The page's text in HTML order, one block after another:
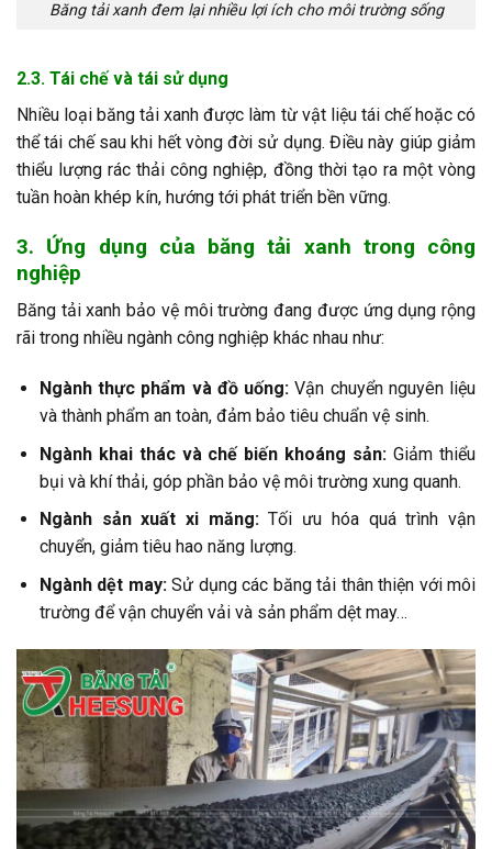
Băng tải xanh đem lại nhiều lợi ích cho môi trường sống
2.3. Tái chế và tái sử dụng
Nhiều loại băng tải xanh được làm từ vật liệu tái chế hoặc có
thể tái chế sau khi hết vòng đời sử dụng. Điều này giúp giảm
thiểu lượng rác thải công nghiệp, đồng thời tạo ra một vòng
tuần hoàn khép kín, hướng tới phát triển bền vững.
3. Ứng dụng của băng tải xanh trong công
nghiệp
Băng tải xanh bảo vệ môi trường đang được ứng dụng rộng
rãi trong nhiều ngành công nghiệp khác nhau như:
Ngành thực phẩm và đồ uống: Vận chuyển nguyên liệu
và thành phẩm an toàn, đảm bảo tiêu chuẩn vệ sinh.
Ngành khai thác và chế biến khoáng sản:Giảm thiểu
bụi và khí thải, góp phần bảo vệ môi trường xung quanh.
Ngành sản xuất xi măng:Tối ưu hóa quá trình vận
chuyển, giảm tiêu hao năng lượng.
Ngành dệt may:Sử dụng các băng tải thân thiện với môi
trường để vận chuyển vải và sản phẩm dệt may…